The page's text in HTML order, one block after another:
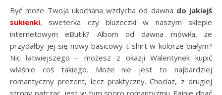
Być może Twoja ukochana wzdycha od dawna do jakiejś
sukienki, sweterka czy bluzeczki w naszym sklepie
internetowym eButik? Albom od dawna mówiła, że
przydałby jej się nowy basicowy t-shirt w kolorze białym?
Nic łatwiejszego – możesz z okazji Walentynek kupić
właśnie coś takiego. Może nie jest to najbardziej
romantyczny prezent, lecz praktyczny. Chociaż, z drugiej
strony patrząc, jest w tym sporo romantyzmu. Fajnie dbać